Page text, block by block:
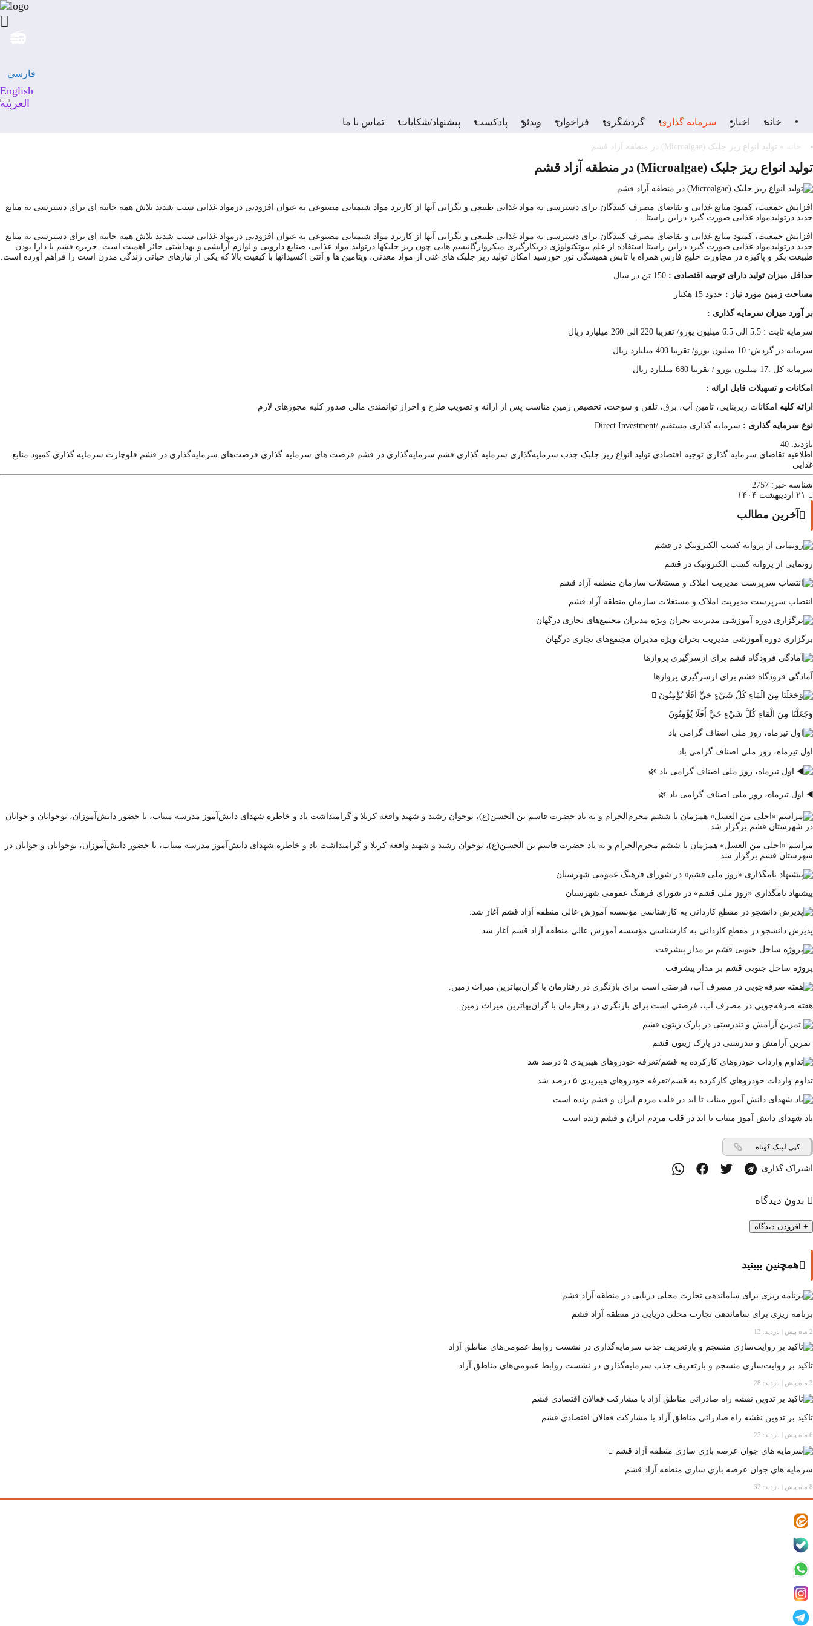
فارسی
English
العربية
خانه اخبار سرمایه گذاری گردشگری فراخوان ویدئو پادکست پیشنهاد/شکایات تماس با ما
» تولید انواع ریز جلبک (Microalgae) در منطقه آزاد قشم
تولید انواع ریز جلبک (Microalgae) در منطقه آزاد قشم
افزایش جمعیت، کمبود منابع غذایی و تقاضای مصرف کنندگان برای دسترسی به مواد غذایی طبیعی و نگرانی آنها از کاربرد مواد شیمیایی مصنوعی به عنوان افزودنی درمواد غذایی سبب شدند تلاش همه جانبه ای برای دسترسی به منابع
جدید درتولیدمواد غذایی صورت گیرد دراین راستا …
افزایش جمعیت، کمبود منابع غذایی و تقاضای مصرف کنندگان برای دسترسی به مواد غذایی طبیعی و نگرانی آنها از کاربرد مواد شیمیایی مصنوعی به عنوان افزودنی درمواد غذایی سبب شدند تلاش همه جانبه ای برای دسترسی به منابع
جدید درتولیدمواد غذایی صورت گیرد دراین راستا استفاده از علم بیوتکنولوژی دربکارگیری میکروارگانیسم هایی چون ریز جلبکها درتولید مواد غذایی، صنایع دارویی و لوازم آرایشی و بهداشتی حائز اهمیت است. جزیره قشم با دارا بودن
طبیعت بکر و پاکیزه در مجاورت خلیج فارس همراه با تابش همیشگی نور خورشید امکان تولید ریز جلبک های غنی از مواد معدنی، ویتامین ها و آنتی اکسیدانها با کیفیت بالا که یکی از نیازهای حیاتی زندگی مدرن است را فراهم آورده است.
حداقل میزان تولید دارای توجیه اقتصادی : 150 تن در سال
مساحت زمین مورد نیاز : حدود 15 هکتار
بر آورد میزان سرمایه گذاری :
سرمایه ثابت : 5.5 الی 6.5 میلیون یورو / تقریبا 220 الی 260 میلیارد ریال
سرمایه در گردش: 10 میلیون یورو/ تقریبا 400 میلیارد ریال
سرمایه کل :17 میلیون یورو / تقریبا 680 میلیارد ریال
امکانات و تسهیلات قابل ارائه :
ارائه کلیه امکانات زیربنایی، تامین آب، برق، تلفن و سوخت، تخصیص زمین مناسب پس از ارائه و تصویب طرح و احراز توانمندی مالی صدور کلیه مجوزهای لازم
نوع سرمایه گذاری : سرمایه گذاری مستقیم /Direct Investment
بازدید: 40
اطلاعیه تقاضای سرمایه گذاری توجیه اقتصادی تولید انواع ریز جلبک جذب سرمایه‌گذاری سرمایه گذاری قشم سرمایه‌گذاری در قشم فرصت های سرمایه گذاری فرصت‌های سرمایه‌گذاری در قشم فلوچارت سرمایه گذازی کمبود منابع
غذایی
شناسه خبر:
آخرین مطالب
رونمایی از پروانه کسب الکترونیک در قشم
انتصاب سرپرست مدیریت املاک و مستغلات سازمان منطقه آزاد قشم
برگزاری دوره آموزشی مدیریت بحران ویژه مدیران مجتمع‌های تجاری درگهان
آمادگی فرودگاه قشم برای ازسرگیری پروازها
وَجَعَلْنَا مِنَ الْمَاءِ كُلَّ شَيْءٍ حَيٍّ أَفَلَا يُؤْمِنُونَ
اول تیرماه، روز ملی اصناف گرامی باد
◀️ اول تیرماه، روز ملی اصناف گرامی باد 🌿
مراسم «احلی من العسل» همزمان با ششم محرم‌الحرام و به یاد حضرت قاسم بن الحسن(ع)، نوجوان رشید و شهید واقعه کربلا و گرامیداشت یاد و خاطره شهدای دانش‌آموز مدرسه میناب، با حضور دانش‌آموزان، نوجوانان و جوانان در
شهرستان قشم برگزار شد.
پیشنهاد نامگذاری «روز ملی قشم» در شورای فرهنگ عمومی شهرستان
پذیرش دانشجو در مقطع کاردانی به کارشناسی مؤسسه آموزش عالی منطقه آزاد قشم آغاز شد.
پروژه ساحل جنوبی قشم بر مدار پیشرفت
‌هفته صرفه‌جویی در مصرف آب، فرصتی است برای بازنگری در رفتارمان با گران‌بهاترین میراث زمین.
تمرین آرامش و تندرستی در پارک زیتون قشم
تداوم واردات خودروهای کارکرده به قشم/تعرفه خودروهای هیبریدی ۵ درصد شد
یاد شهدای دانش آموز میناب تا ابد در قلب مردم ایران و قشم زنده است
کپی لینک کوتاه
اشتراک گذاری:
بدون دیدگاه
+ افزودن دیدگاه
همچنین ببینید
برنامه ریزی برای ساماندهی تجارت محلی دریایی در منطقه آزاد قشم
2 ماه پیش | بازدید: 13
تاکید بر روایت‌سازی منسجم و بازتعریف جذب سرمایه‌گذاری در نشست روابط عمومی‌های مناطق آزاد
3 ماه پیش بازدید: 28
تاکید بر تدوین نقشه راه صادراتی مناطق آزاد با مشارکت فعالان اقتصادی قشم
6 ماه پیش بازدید: 23
سرمایه های جوان عرصه بازی سازی منطقه آزاد قشم
8 ماه پیش | بازدید: 32